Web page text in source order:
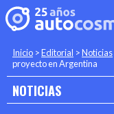
Inicio >Editorial >Noticias
proyecto en Argentina
NOTICIAS